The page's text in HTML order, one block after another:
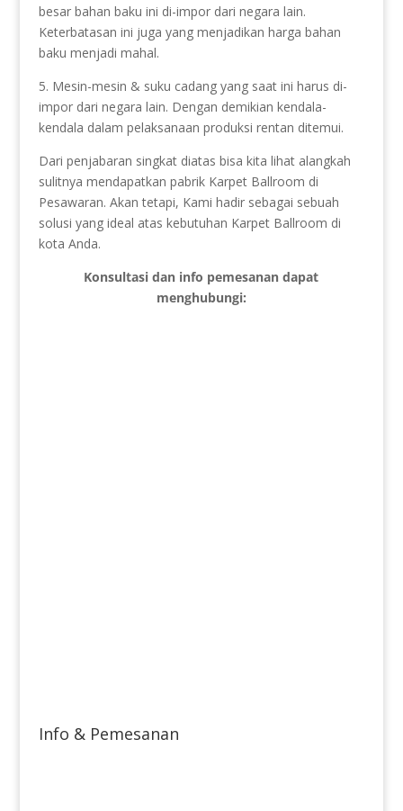
besar bahan baku ini di-impor dari negara lain.
Keterbatasan ini juga yang menjadikan harga bahan
baku menjadi mahal.
5. Mesin-mesin & suku cadang yang saat ini harus di-
impor dari negara lain. Dengan demikian kendala-
kendala dalam pelaksanaan produksi rentan ditemui.
Dari penjabaran singkat diatas bisa kita lihat alangkah
sulitnya mendapatkan pabrik Karpet Ballroom di
Pesawaran. Akan tetapi, Kami hadir sebagai sebuah
solusi yang ideal atas kebutuhan Karpet Ballroom di
kota Anda.
Konsultasi dan info pemesanan dapat
menghubungi:
Info & Pemesanan